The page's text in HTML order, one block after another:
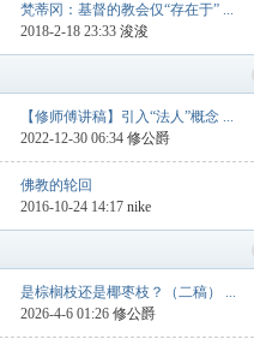
梵蒂冈：基督的教会仅“存在于” ...
2018-2-18 23:33 浚浚
【修师傅讲稿】引入“法人”概念 ...
2022-12-30 06:34 修公爵
佛教的轮回
2016-10-24 14:17 nike
是棕榈枝还是椰枣枝？（二稿） ...
2026-4-6 01:26 修公爵